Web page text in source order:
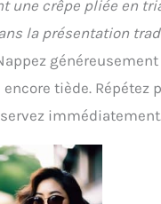
une crêpe pliée en
la présentation
tiède. Répétez